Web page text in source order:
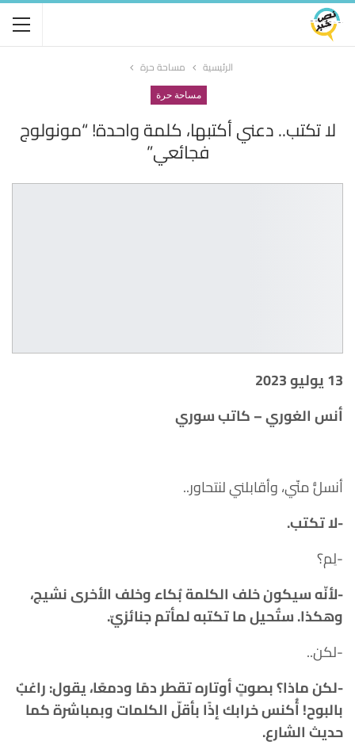
الرئيسية مساحة حرة
مساحة حرة
لا تكتب.. دعني أكتبها، كلمة واحدة! “مونولوج
فجائعي”
13 يوليو 2023
أنس الغوري – كاتب سوري
أنسلُّ منّي، وأقابلني لنتحاور..
-لا تكتب.
-لِم؟
-لأنّه سيكون خلف الكلمة بُكاء وخلف الأخرى نشيج،
وهكذا. ستُحيل ما تكتبه لمأتم جنائزيّ.
-لكن..
-لكن ماذا؟ بصوتٍ أوتاره تقطر دمًا ودمعًا، يقول: راغبٌ
بالبوح!أُكنس خرابك إذًا بأقلّ الكلمات وبمباشرة كما
حديث الشارع.